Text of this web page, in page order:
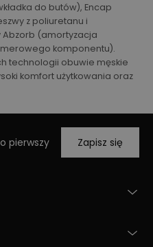
do butów), Encap
z poliuretanu i
Abzorb (amortyzacja
komponentu).
technologii obuwie męskie
komfort użytkowania oraz
pierwszy Zapisz się